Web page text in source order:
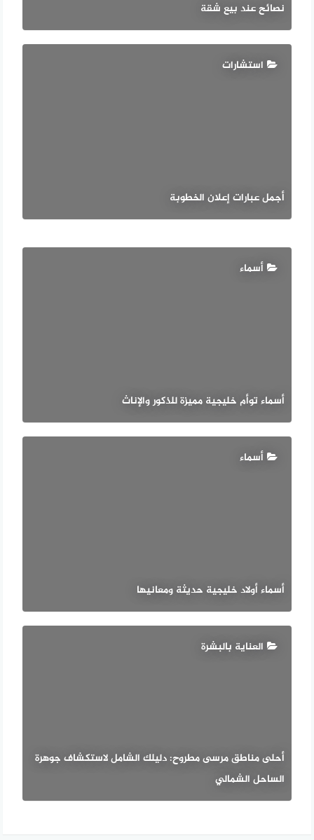
نصائح عند بيع شقة
استشارات
أجمل عبارات إعلان الخطوبة
أسماء
أسماء توأم خليجية مميزة للذكور والإناث
أسماء
أسماء أولاد خليجية حديثة ومعانيها
العناية بالبشرة
أحلى مناطق مرسى مطروح: دليلك الشامل لاستكشاف جوهرة
الساحل الشمالي